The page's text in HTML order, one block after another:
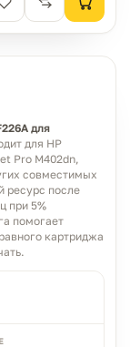
для
для HP
Pro M402dn,
совместимых
ресурс после
при 5%
помогает
картриджа